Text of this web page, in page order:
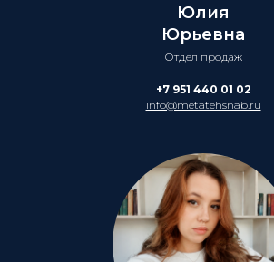
Юлия
Юрьевна
Отдел продаж
+7 951 440 01 02
info@metatehsnab.ru